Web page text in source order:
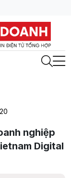
nghiệp
Digital